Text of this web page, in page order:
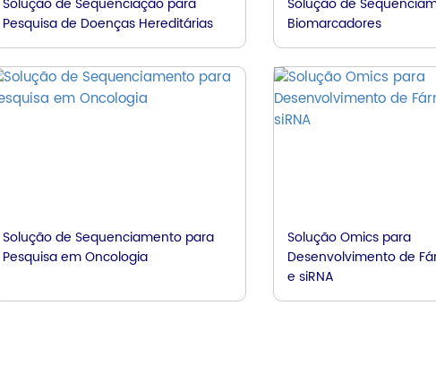
Pesquisa de Doenças Hereditárias
Biomarcadores
Solução de Sequenciamento para
Pesquisa em Oncologia
Solução Omics para
Desenvolvimento de
e siRNA